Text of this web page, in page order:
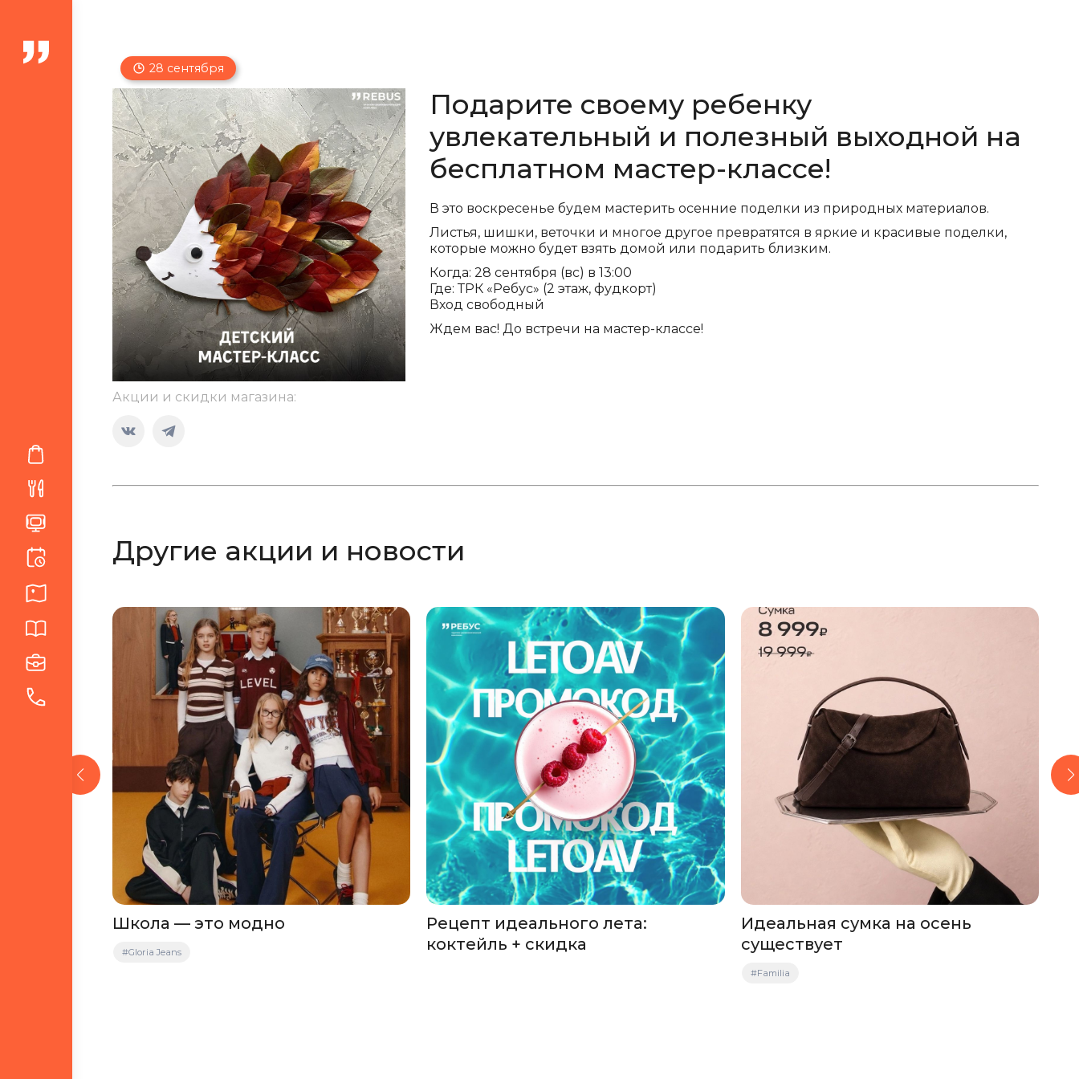
28 сентября
Подарите своему ребенку
увлекательный и полезный выходной на
бесплатном мастер-классе!
В это воскресенье будем мастерить осенние поделки из природных материалов.
Листья, шишки, веточки и многое другое превратятся в яркие и красивые поделки,
которые можно будет взять домой или подарить близким.
Когда: 28 сентября (вс) в 13:00
Где: ТРК «Ребус» (2 этаж, фудкорт)
Вход свободный
Ждем вас! До встречи на мастер-классе!
Акции и скидки магазина:
Страница
открывается
окне
Страница
открывается
окне
Другие акции и новости
Школа — это модно
#Gloria Jeans
Рецепт идеального лета:
коктейль + скидка
Идеальная сумка на осень
существует
#Familia